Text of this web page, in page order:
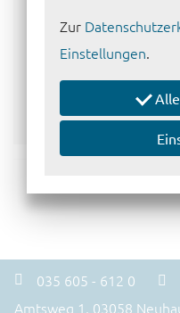
Wassersituation
(0,51 MB)
035 605 - 612 0
Amtsweg 1, 03058
Zur
Einstellungen.